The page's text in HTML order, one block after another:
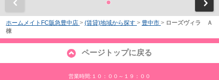
ホームメイトFC阪急豊中店 > (賃貸)地域から探す > 豊中市 > ローズヴィラ Ａ
棟
ページトップに戻る
営業時間:１０：００～１９：００